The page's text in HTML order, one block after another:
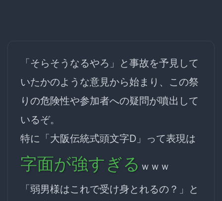
「そらそうなるやろ」と事故を予見して
いたかのような意見から始まり、この祭
りの危険性や参加者への疑問が噴出して
いるぞ。
特に「大阪伝統式頭文字D」って表現は
字面が強すぎる ｗｗｗ
「弱男様はこれで受け身とれるの？」と